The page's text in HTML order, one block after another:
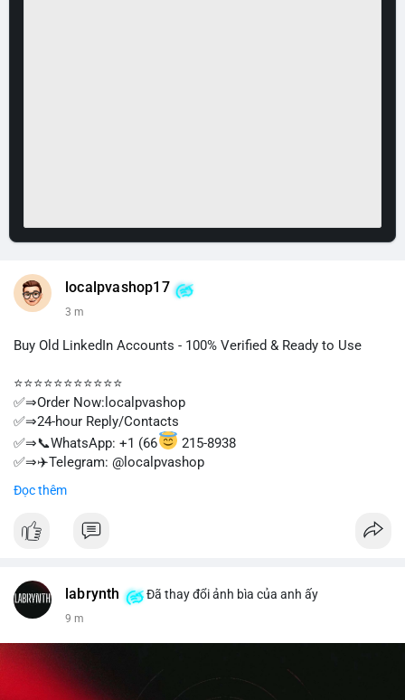
localpvashop17
3 m
Buy Old LinkedIn Accounts - 100% Verified & Ready to Use
⭐⭐⭐⭐⭐⭐⭐⭐⭐⭐⭐
✅⇒Order Now:localpvashop
✅⇒24-hour Reply/Contacts
✅⇒📞WhatsApp: +1 (66
215-8938
✅⇒✈️Telegram: @localpvashop
✅⇒📧Email: localpvashop@gmail.com
⭐⭐⭐⭐⭐⭐⭐⭐⭐⭐⭐
Đọc thêm
labrynth Đã thay đổi ảnh bìa của anh ấy
9 m